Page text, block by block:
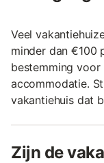
Veel
minder dan €100
bestemming voor
accommodatie.
vakantiehuis dat
Zijn de